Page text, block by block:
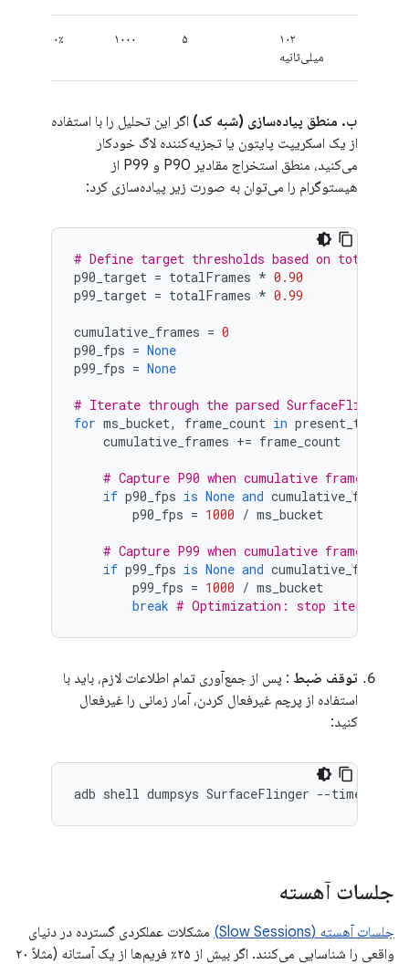
۱۰۲
میلی‌ثانیه
۵ ۱۰۰۰ ۱۰۰٪
ب. منطق پیاده‌سازی (شبه کد) اگر این تحلیل را با استفاده
از یک اسکریپت پایتون یا تجزیه‌کننده لاگ خودکار
می‌کنید، منطق استخراج مقادیر P90 و P99 از
هیستوگرام را می‌توان به صورت زیر پیاده‌سازی کرد:
# Define target thresholds based on total
p90_target = totalFrames * 0.90
p99_target = totalFrames * 0.99
cumulative_frames = 0
p90_fps = None
p99_fps = None
# Iterate through the parsed SurfaceFlinger
for ms_bucket, frame_count in
cumulative_frames += frame_count
# Capture P90 when cumulative frames
if p90_fps is None and cumulative_frames
p90_fps = 1000 / ms_bucket
# Capture P99 when cumulative frames
if p99_fps is None and cumulative_frames
p99_fps = 1000 / ms_bucket
break # Optimization: stop iterating
توقف ضبط : پس از جمع‌آوری تمام اطلاعات لازم، باید با
استفاده از پرچم غیرفعال کردن، آمار زمانی را غیرفعال
کنید:
جلسات آهسته
جلسات آهسته (Slow Sessions)
مشکلات عملکردی گسترده در دنیای
واقعی را شناسایی می‌کنند. اگر بیش از ۲۵٪ فریم‌ها از یک آستانه (مثلاً ۲۰